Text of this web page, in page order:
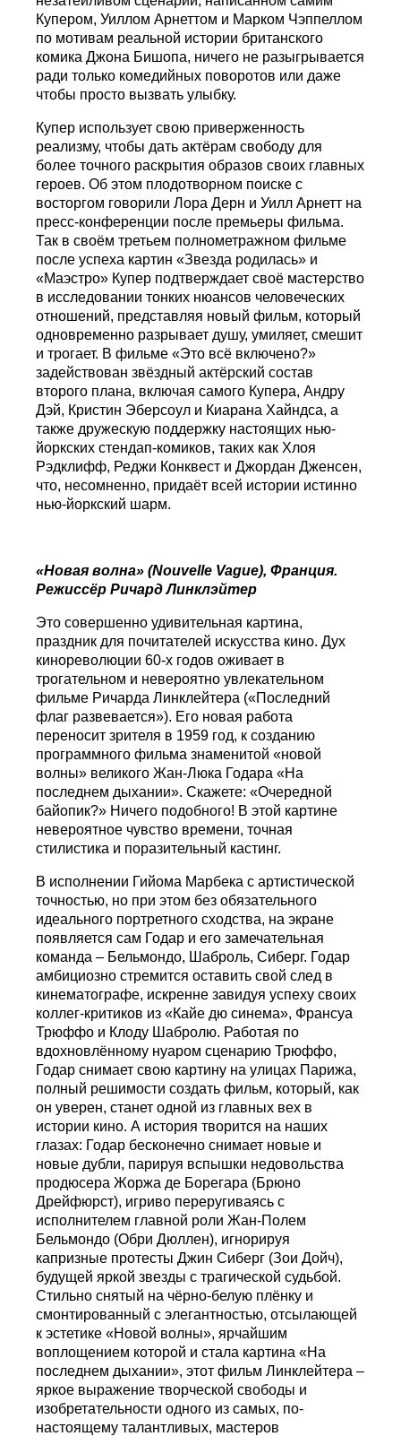
Купером, Уиллом Арнеттом и Марком Чэппеллом
по мотивам реальной истории британского
комика Джона Бишопа, ничего не разыгрывается
ради только комедийных поворотов или даже
чтобы просто вызвать улыбку.
Купер использует свою приверженность
реализму, чтобы дать актёрам свободу для
более точного раскрытия образов своих главных
героев. Об этом плодотворном поиске с
восторгом говорили Лора Дерн и Уилл Арнетт на
пресс-конференции после премьеры фильма.
Так в своём третьем полнометражном фильме
после успеха картин «Звезда родилась» и
«Маэстро» Купер подтверждает своё мастерство
в исследовании тонких нюансов человеческих
отношений, представляя новый фильм, который
одновременно разрывает душу, умиляет, смешит
и трогает. В фильме «Это всё включено?»
задействован звёздный актёрский состав
второго плана, включая самого Купера, Андру
Дэй, Кристин Эберсоул и Киарана Хайндса, а
также дружескую поддержку настоящих нью-
йоркских стендап-комиков, таких как Хлоя
Рэдклифф, Реджи Конквест и Джордан Дженсен,
что, несомненно, придаёт всей истории истинно
нью-йоркский шарм.
«Новая волна» (Nouvelle Vague), Франция.
Режиссёр Ричард Линклэйтер
Это совершенно удивительная картина,
праздник для почитателей искусства кино. Дух
кинореволюции 60-х годов оживает в
трогательном и невероятно увлекательном
фильме Ричарда Линклейтера («Последний
флаг развевается»). Его новая работа
переносит зрителя в 1959 год, к созданию
программного фильма знаменитой «новой
волны» великого Жан-Люка Годара «На
последнем дыхании». Скажете: «Очередной
байопик?» Ничего подобного! В этой картине
невероятное чувство времени, точная
стилистика и поразительный кастинг.
В исполнении Гийома Марбека с артистической
точностью, но при этом без обязательного
идеального портретного сходства, на экране
появляется сам Годар и его замечательная
команда – Бельмондо, Шаброль, Сиберг. Годар
амбициозно стремится оставить свой след в
кинематографе, искренне завидуя успеху своих
коллег-критиков из «Кайе дю синема», Франсуа
Трюффо и Клоду Шабролю. Работая по
вдохновлённому нуаром сценарию Трюффо,
Годар снимает свою картину на улицах Парижа,
полный решимости создать фильм, который, как
он уверен, станет одной из главных вех в
истории кино. А история творится на наших
глазах: Годар бесконечно снимает новые и
новые дубли, парируя вспышки недовольства
продюсера Жоржа де Борегара (Брюно
Дрейфюрст), игриво переругиваясь с
исполнителем главной роли Жан-Полем
Бельмондо (Обри Дюллен), игнорируя
капризные протесты Джин Сиберг (Зои Дойч),
будущей яркой звезды с трагической судьбой.
Стильно снятый на чёрно-белую плёнку и
смонтированный с элегантностью, отсылающей
к эстетике «Новой волны», ярчайшим
воплощением которой и стала картина «На
последнем дыхании», этот фильм Линклейтера –
яркое выражение творческой свободы и
изобретательности одного из самых, по-
настоящему талантливых, мастеров